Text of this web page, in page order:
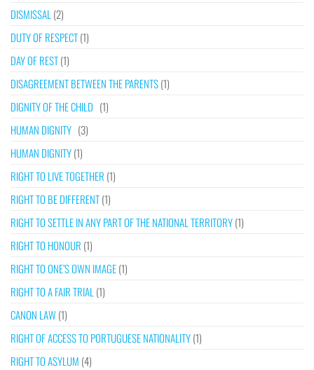
DISMISSAL (2)
DUTY OF RESPECT(1)
DAY OF REST(1)
DISAGREEMENT BETWEEN THE PARENTS(1)
DIGNITY OF THE CHILD (1)
HUMAN DIGNITY (3)
HUMAN DIGNITY(1)
RIGHT TO LIVE TOGETHER (1)
RIGHT TO BE DIFFERENT(1)
RIGHT TO SETTLE IN ANY PART OF THE NATIONAL TERRITORY(1)
RIGHT TO HONOUR (1)
RIGHT TO ONE’S OWN IMAGE(1)
RIGHT TO A FAIR TRIAL (1)
CANON LAW(1)
RIGHT OF ACCESS TO PORTUGUESE NATIONALITY(1)
RIGHT TO ASYLUM (4)